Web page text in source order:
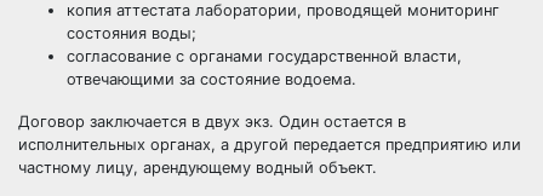
копия аттестата лаборатории, проводящей мониторинг
состояния воды;
согласование с органами государственной власти,
отвечающими за состояние водоема.
Договор заключается в двух экз. Один остается в
исполнительных органах, а другой передается предприятию или
частному лицу, арендующему водный объект.